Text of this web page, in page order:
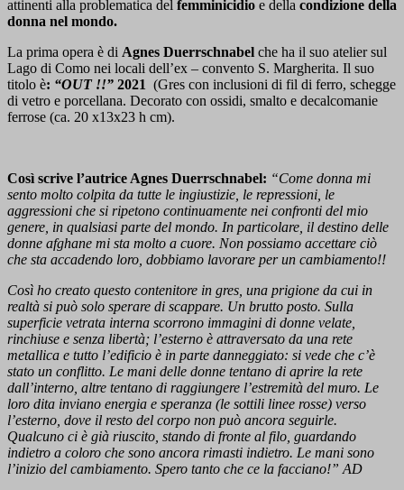
attinenti alla problematica del femminicidio e della condizione della
donna nel mondo.
La prima opera è di Agnes Duerrschnabel che ha il suo atelier sul
Lago di Como nei locali dell’ex – convento S. Margherita. Il suo
titolo è: “OUT !!” 2021 (Gres con inclusioni di fil di ferro, schegge
di vetro e porcellana. Decorato con ossidi, smalto e decalcomanie
ferrose (ca. 20 x13x23 h cm).
Così scrive l’autrice Agnes Duerrschnabel: “Come donna mi
sento molto colpita da tutte le ingiustizie, le repressioni, le
aggressioni che si ripetono continuamente nei confronti del mio
genere, in qualsiasi parte del mondo. In particolare, il destino delle
donne afghane mi sta molto a cuore. Non possiamo accettare ciò
che sta accadendo loro, dobbiamo lavorare per un cambiamento!!
Così ho creato questo contenitore in gres, una prigione da cui in
realtà si può solo sperare di scappare. Un brutto posto. Sulla
superficie vetrata interna scorrono immagini di donne velate,
rinchiuse e senza libertà; l’esterno è attraversato da una rete
metallica e tutto l’edificio è in parte danneggiato: si vede che c’è
stato un conflitto. Le mani delle donne tentano di aprire la rete
dall’interno, altre tentano di raggiungere l’estremità del muro. Le
loro dita inviano energia e speranza (le sottili linee rosse) verso
l’esterno, dove il resto del corpo non può ancora seguirle.
Qualcuno ci è già riuscito, stando di fronte al filo, guardando
indietro a coloro che sono ancora rimasti indietro. Le mani sono
l’inizio del cambiamento. Spero tanto che ce la facciano!” AD